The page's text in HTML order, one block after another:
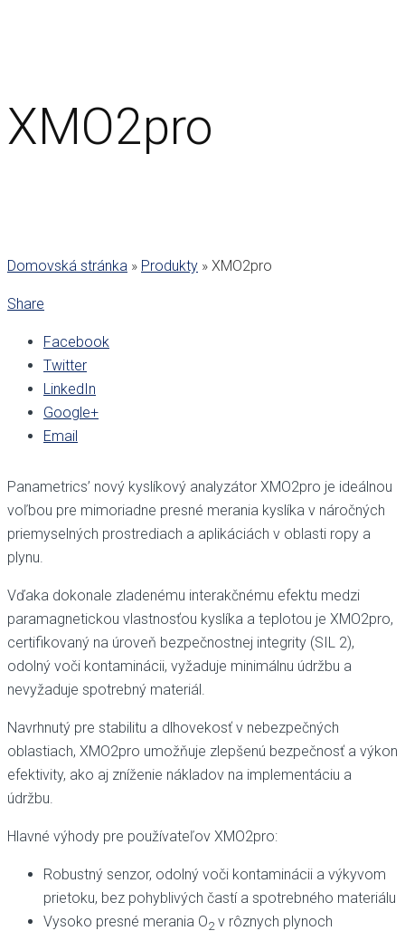
XMO2pro
Domovská stránka » Produkty » XMO2pro
Share
Facebook
Twitter
LinkedIn
Google+
Email
Panametrics’ nový kyslíkový analyzátor XMO2pro je ideálnou
voľbou pre mimoriadne presné merania kyslíka v náročných
priemyselných prostrediach a aplikáciách v oblasti ropy a
plynu.
Vďaka dokonale zladenému interakčnému efektu medzi
paramagnetickou vlastnosťou kyslíka a teplotou je XMO2pro,
certifikovaný na úroveň bezpečnostnej integrity (SIL 2),
odolný voči kontaminácii, vyžaduje minimálnu údržbu a
nevyžaduje spotrebný materiál.
Navrhnutý pre stabilitu a dlhovekosť v nebezpečných
oblastiach, XMO2pro umožňuje zlepšenú bezpečnosť a výkon
efektivity, ako aj zníženie nákladov na implementáciu a
údržbu.
Hlavné výhody pre používateľov XMO2pro:
Robustný senzor, odolný voči kontaminácii a výkyvom
prietoku, bez pohyblivých častí a spotrebného materiálu
Vysoko presné merania O2 v rôznych plynoch